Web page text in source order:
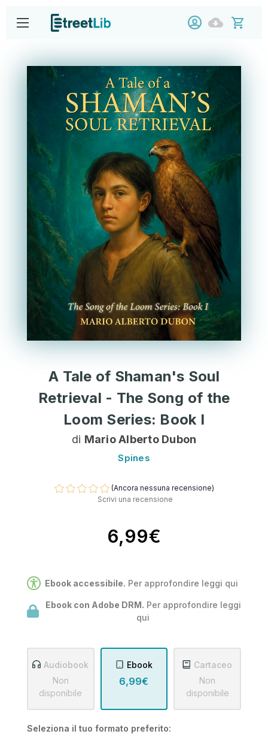
A Tale of Shaman's Soul
Retrieval - The Song of the
Loom Series: Book I
di Mario Alberto Dubon
Spines
(Ancora nessuna recensione)
Scrivi una recensione
6,99€
Ebook con Adobe DRM. Per approfondire leggi
qui
Ebook accessibile. Per approfondire leggi qui
Audiobook
Non
disponibile
Ebook
6,99€
Cartaceo
Non
disponibile
Seleziona il tuo formato preferito: